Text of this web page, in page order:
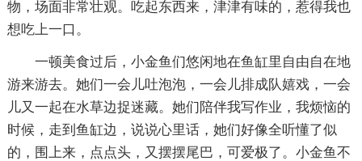
物，场面非常壮观。吃起东西来，津津有味的，惹得我也
想吃上一口。
一顿美食过后，小金鱼们悠闲地在鱼缸里自由自在地
游来游去。她们一会儿吐泡泡，一会儿排成队嬉戏，一会
儿又一起在水草边捉迷藏。她们陪伴我写作业，我烦恼的
时候，走到鱼缸边，说说心里话，她们好像全听懂了似
的，围上来，点点头，又摆摆尾巴，可爱极了。小金鱼不